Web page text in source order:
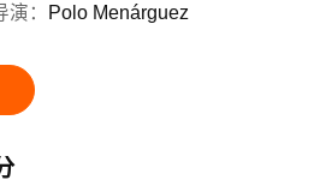
演：
Polo Menárguez